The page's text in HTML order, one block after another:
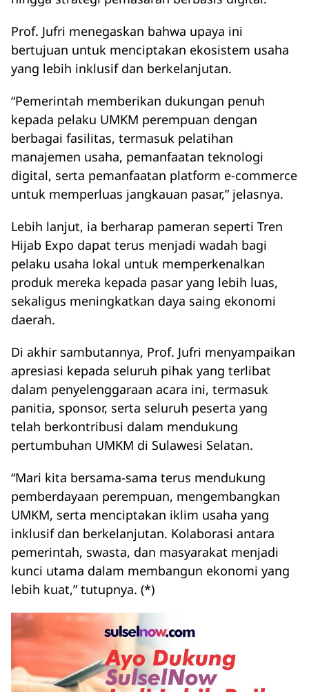
Prof. Jufri menegaskan bahwa upaya ini
bertujuan untuk menciptakan ekosistem usaha
yang lebih inklusif dan berkelanjutan.
“Pemerintah memberikan dukungan penuh
kepada pelaku UMKM perempuan dengan
berbagai fasilitas, termasuk pelatihan
manajemen usaha, pemanfaatan teknologi
digital, serta pemanfaatan platform e-commerce
untuk memperluas jangkauan pasar,” jelasnya.
Lebih lanjut, ia berharap pameran seperti Tren
Hijab Expo dapat terus menjadi wadah bagi
pelaku usaha lokal untuk memperkenalkan
produk mereka kepada pasar yang lebih luas,
sekaligus meningkatkan daya saing ekonomi
daerah.
Di akhir sambutannya, Prof. Jufri menyampaikan
apresiasi kepada seluruh pihak yang terlibat
dalam penyelenggaraan acara ini, termasuk
panitia, sponsor, serta seluruh peserta yang
telah berkontribusi dalam mendukung
pertumbuhan UMKM di Sulawesi Selatan.
“Mari kita bersama-sama terus mendukung
pemberdayaan perempuan, mengembangkan
UMKM, serta menciptakan iklim usaha yang
inklusif dan berkelanjutan. Kolaborasi antara
pemerintah, swasta, dan masyarakat menjadi
kunci utama dalam membangun ekonomi yang
lebih kuat,” tutupnya. (*)